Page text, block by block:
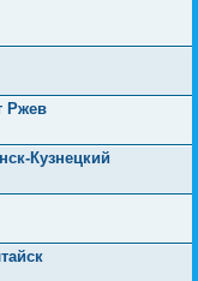
Ржев
Кузнецкий